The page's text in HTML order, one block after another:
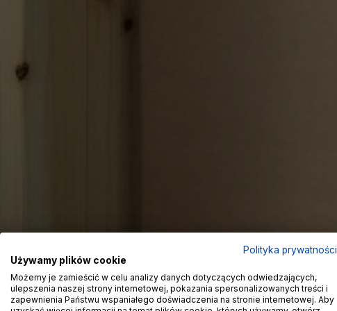
Polityka prywatności
Używamy plików cookie
Możemy je zamieścić w celu analizy danych dotyczących odwiedzających,
ulepszenia naszej strony internetowej, pokazania spersonalizowanych treści i
zapewnienia Państwu wspaniałego doświadczenia na stronie internetowej. Aby